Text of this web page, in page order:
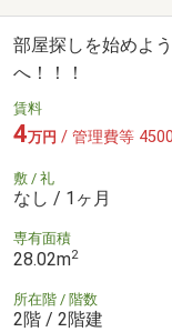
部屋探しを始めよ
へ！！！
賃料
4万円 / 管理費等
敷 / 礼
なし / 1ヶ月
専有面積
28.02m2
所在階 / 階数
2階 / 2階建